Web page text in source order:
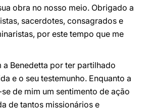
obra no nosso meio. Obrigado a
sacerdotes, consagrados e
por este tempo que me
a Benedetta por ter partilhado
e o seu testemunho. Enquanto a
de mim um sentimento de ação
de tantos missionários e